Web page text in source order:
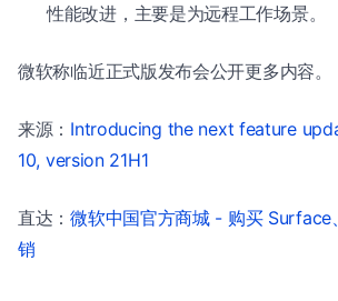
性能改进，主要是为远程工作场景。
微软称临近正式版发布会公开更多内容。
来源： Introducing the next feature
10, version 21H1
直达：微软中国官方商城 - 购买 Surface
销